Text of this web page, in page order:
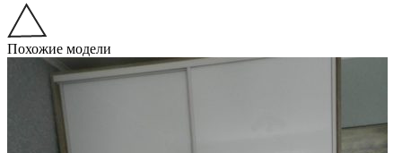
Похожие модели